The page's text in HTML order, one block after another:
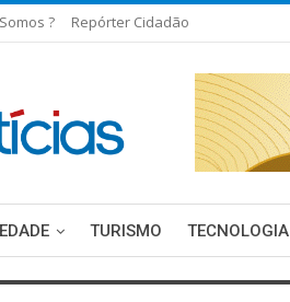
? Repórter Cidadão
TURISMO TECNOLOGIA